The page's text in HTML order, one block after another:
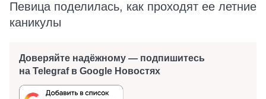
Певица поделилась, как проходят ее летние
каникулы
Доверяйте надёжному — подпишитесь
на Telegraf в Google Новостях